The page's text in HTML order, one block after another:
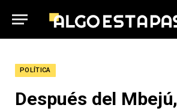
POLÍTICA
Después del Mbejú,